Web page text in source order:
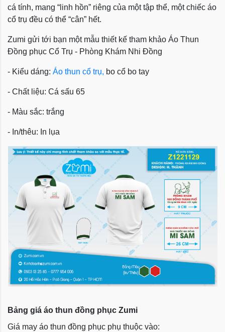
cá tính, mang “linh hồn” riêng của một tập thể, một chiếc áo
cổ trụ đều có thể “cân” hết.
Zumi gửi tới bạn một mẫu thiết kế tham khảo Áo Thun
Đồng phục Cổ Trụ - Phòng Khám Nhi Đồng
- Kiểu dáng: Áo thun cổ trụ, bo cổ bo tay
- Chất liệu: Cá sấu 65
- Màu sắc: trắng
- In/thêu: In lụa
Bảng giá áo thun đồng phục Zumi
Giá may áo thun đồng phục phụ thuộc vào: